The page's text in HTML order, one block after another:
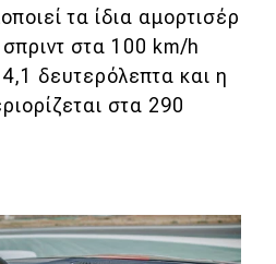
τα ίδια αμορτισέρ
στα 100 km/h
δευτερόλεπτα και η
στα 290